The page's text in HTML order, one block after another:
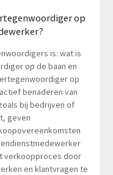
op
is: wat is
op de baan en
op
benaderen van
bij bedrijven of
geven
verkoopproces door
en klantvragen te